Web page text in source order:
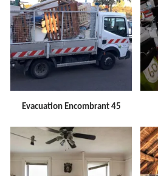
Evacuation Encombrant 45